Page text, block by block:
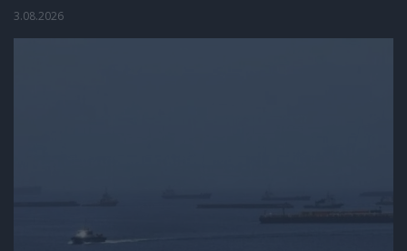
3.08.2026